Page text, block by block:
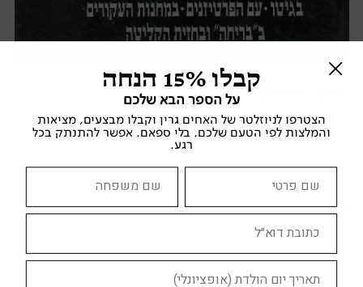
ושביב האש לא דעך
אליעזר (לייזר) לידובסקי
מצב הספר: טוב
קבלו 15% הנחה
על הספר הבא שלכם
הצטרפו לניוזלטר של האחים גרין וקבלו מבצעים, מציאות
והמלצות לפי הטעם שלכם. בלי ספאם. אפשר להתנתק בכל
רגע.